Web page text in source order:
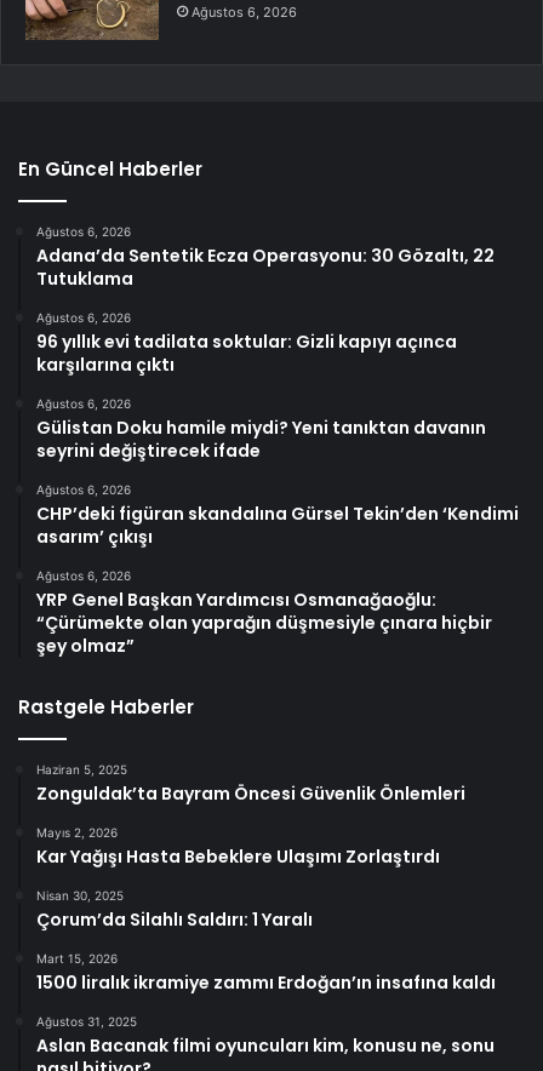
Ağustos 6, 2026
En Güncel Haberler
Ağustos 6, 2026
Adana’da Sentetik Ecza Operasyonu: 30 Gözaltı, 22
Tutuklama
Ağustos 6, 2026
96 yıllık evi tadilata soktular: Gizli kapıyı açınca
karşılarına çıktı
Ağustos 6, 2026
Gülistan Doku hamile miydi? Yeni tanıktan davanın
seyrini değiştirecek ifade
Ağustos 6, 2026
CHP’deki figüran skandalına Gürsel Tekin’den ‘Kendimi
asarım’ çıkışı
Ağustos 6, 2026
YRP Genel Başkan Yardımcısı Osmanağaoğlu:
“Çürümekte olan yaprağın düşmesiyle çınara hiçbir
şey olmaz”
Rastgele Haberler
Haziran 5, 2025
Zonguldak’ta Bayram Öncesi Güvenlik Önlemleri
Mayıs 2, 2026
Kar Yağışı Hasta Bebeklere Ulaşımı Zorlaştırdı
Nisan 30, 2025
Çorum’da Silahlı Saldırı: 1 Yaralı
Mart 15, 2026
1500 liralık ikramiye zammı Erdoğan’ın insafına kaldı
Ağustos 31, 2025
Aslan Bacanak filmi oyuncuları kim, konusu ne, sonu